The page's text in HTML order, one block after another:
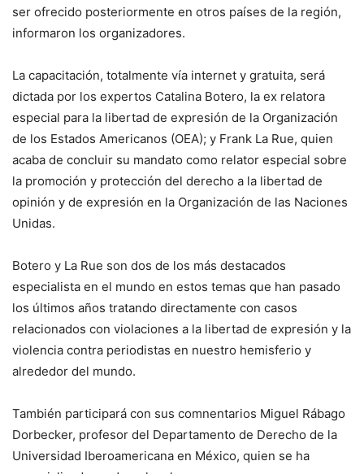
ser ofrecido posteriormente en otros países de la región,
informaron los organizadores.
La capacitación, totalmente vía internet y gratuita, será
dictada por los expertos Catalina Botero, la ex relatora
especial para la libertad de expresión de la Organización
de los Estados Americanos (OEA); y Frank La Rue, quien
acaba de concluir su mandato como relator especial sobre
la promoción y protección del derecho a la libertad de
opinión y de expresión en la Organización de las Naciones
Unidas.
Botero y La Rue son dos de los más destacados
especialista en el mundo en estos temas que han pasado
los últimos años tratando directamente con casos
relacionados con violaciones a la libertad de expresión y la
violencia contra periodistas en nuestro hemisferio y
alrededor del mundo.
También participará con sus comnentarios Miguel Rábago
Dorbecker, profesor del Departamento de Derecho de la
Universidad Iberoamericana en México, quien se ha